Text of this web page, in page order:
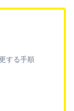
する手順